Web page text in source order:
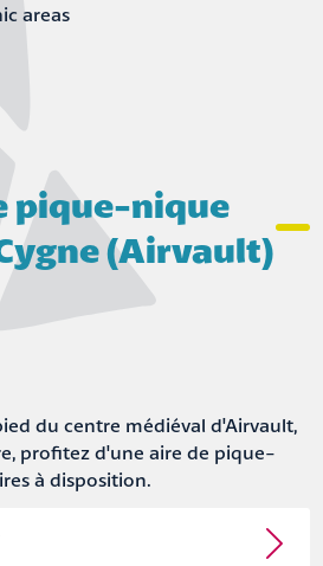
areas
pique-nique
(Airvault)
du centre médiéval d'Airvault,
profitez d'une aire de pique-
à disposition.